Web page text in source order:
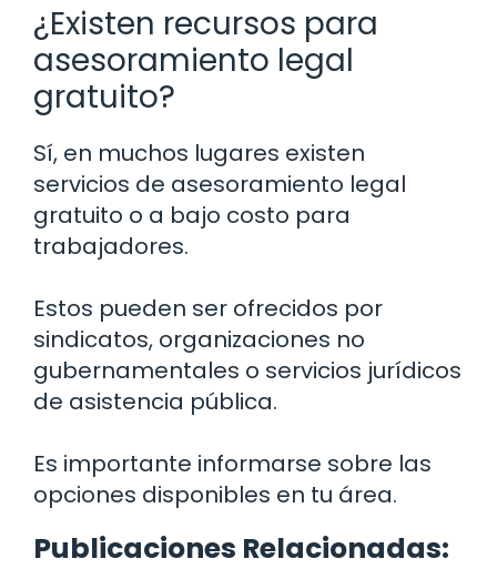
¿Existen recursos para
asesoramiento legal
gratuito?
Sí, en muchos lugares existen
servicios de asesoramiento legal
gratuito o a bajo costo para
trabajadores.
Estos pueden ser ofrecidos por
sindicatos, organizaciones no
gubernamentales o servicios jurídicos
de asistencia pública.
Es importante informarse sobre las
opciones disponibles en tu área.
Publicaciones Relacionadas: